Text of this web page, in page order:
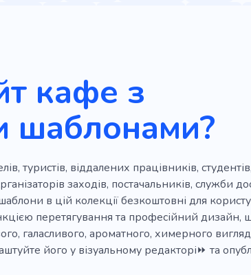
Капучіно Продукт
Молоко Вегетаріанське меню
Смак
Вино Свято
Магазин алкогольних
Обід Вечеря
Офіціант
Матча Піца
Приготування чаю
кафе з
шаблонами?
туристів, віддалених працівників,
заходів, постачальників, служби
в цій колекції безкоштовні для
перетягування та професійний дизайн,
галасливого, ароматного, химерного
його у візуальному редакторі⏩ та